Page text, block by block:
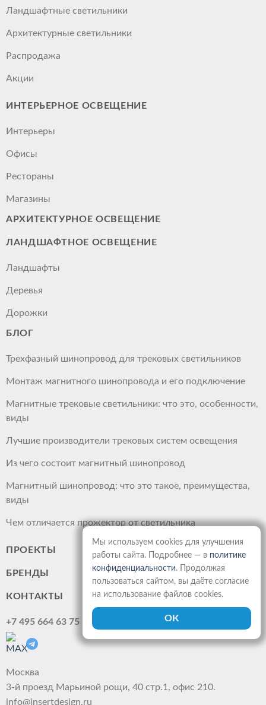
Ландшафтные светильники
Архитектурные светильники
Распродажа
Акции
ИНТЕРЬЕРНОЕ ОСВЕЩЕНИЕ
Интерьеры
Офисы
Рестораны
Магазины
АРХИТЕКТУРНОЕ ОСВЕЩЕНИЕ
ЛАНДШАФТНОЕ ОСВЕЩЕНИЕ
Ландшафты
Деревья
Дорожки
БЛОГ
Трехфазный шинопровод для трековых светильников
Монтаж магнитного шинопровода и его подключение
Магнитные трековые светильники: что это, особенности,
виды
Лучшие производители трековых систем освещения
Из чего состоит магнитный шинопровод
Магнитный шинопровод: что это такое, преимущества,
виды
Чем отличается прожектор от светильника
ПРОЕКТЫ
БРЕНДЫ
КОНТАКТЫ
+7 495 664 63 75
Москва
3-й проезд Марьиной рощи, 40 стр.1, офис 210.
info@insertdesign.ru
Мы используем cookies для улучшения
работы сайта. Подробнее — в политике
конфиденциальности. Продолжая
пользоваться сайтом, вы даёте согласие
на использование файлов cookies.